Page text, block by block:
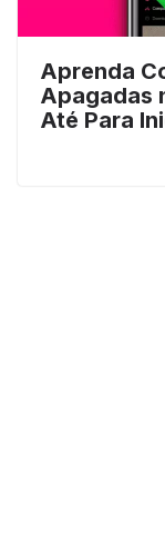
Aprenda
Apagadas
Até Para